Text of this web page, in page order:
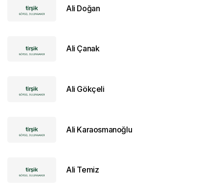
Ali Doğan
Ali Çanak
Ali Gökçeli
Ali Karaosmanoğlu
Ali Temiz